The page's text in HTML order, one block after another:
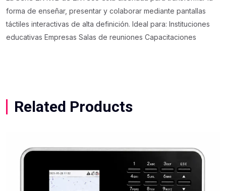
forma de enseñar, presentar y colaborar mediante pantallas
táctiles interactivas de alta definición. Ideal para: Instituciones
educativas Empresas Salas de reuniones Capacitaciones
Related Products